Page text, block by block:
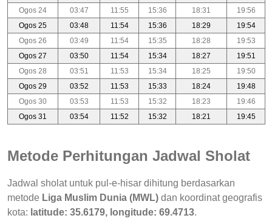
Ogos 24
03:47 11:55 15:36 18:31
19:56
Ogos 25
03:48 11:54 15:36 18:29
19:54
Ogos 26
03:49 11:54 15:35 18:28
19:53
Ogos 27
03:50 11:54 15:34 18:27
19:51
Ogos 28
03:51 11:53 15:34 18:25
19:50
Ogos 29
03:52 11:53 15:33 18:24
19:48
Ogos 30
03:53 11:53 15:32 18:23
19:46
Ogos 31
03:54 11:52 15:32 18:21 19:45
Metode Perhitungan Jadwal Sholat
Jadwal sholat untuk pul-e-hisar dihitung berdasarkan
metode Liga Muslim Dunia (MWL) dan koordinat geografis
kota: latitude: 35.6179, longitude: 69.4713.